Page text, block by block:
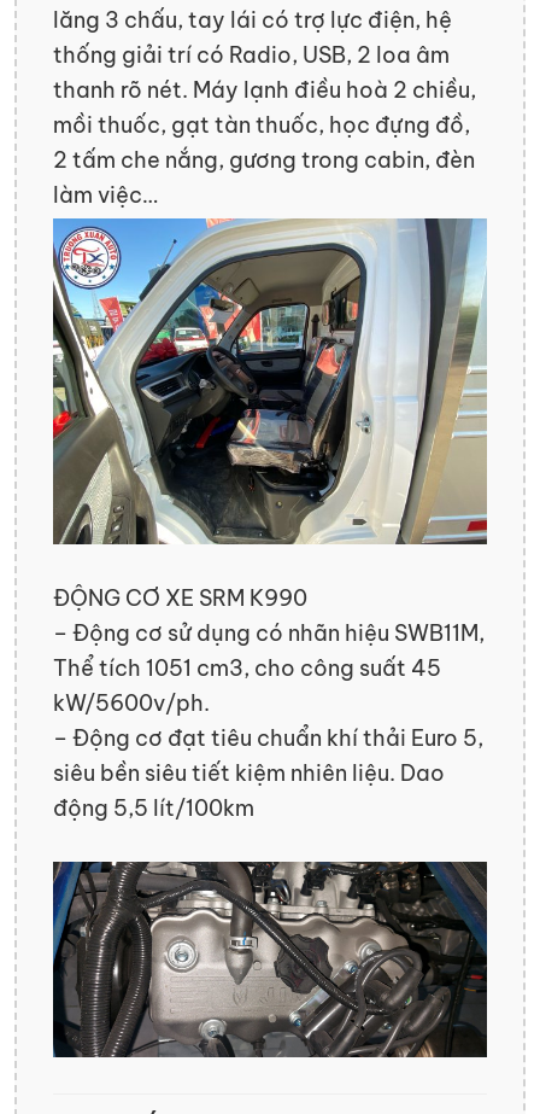
lăng 3 chấu, tay lái có trợ lực điện, hệ
thống giải trí có Radio, USB, 2 loa âm
thanh rõ nét. Máy lạnh điều hoà 2 chiều,
mồi thuốc, gạt tàn thuốc, học đựng đồ,
2 tấm che nắng, gương trong cabin, đèn
làm việc…
ĐỘNG CƠ XE SRM K990
– Động cơ sử dụng có nhãn hiệu SWB11M,
Thể tích 1051 cm3, cho công suất 45
kW/5600v/ph.
– Động cơ đạt tiêu chuẩn khí thải Euro 5,
siêu bền siêu tiết kiệm nhiên liệu. Dao
động 5,5 lít/100km